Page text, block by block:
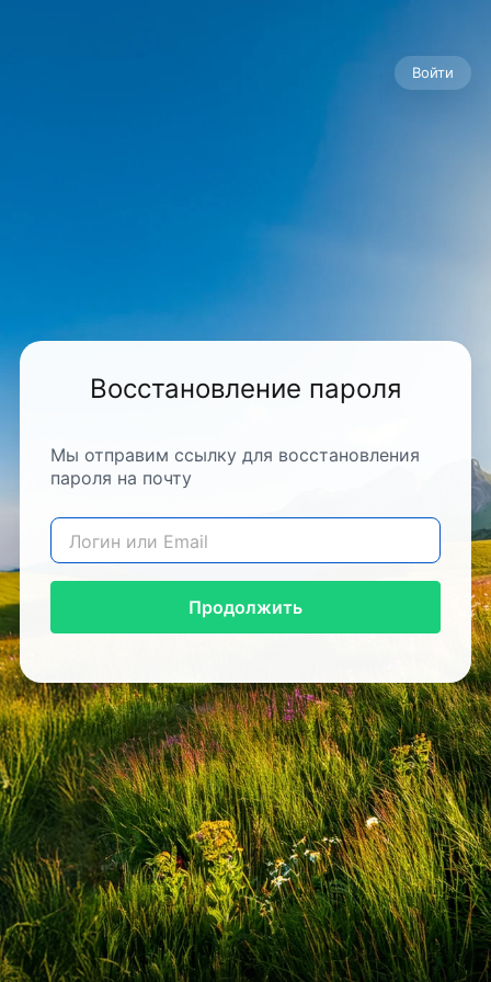
Войти
Восстановление пароля
Мы отправим ссылку для восстановления
пароля на почту
Продолжить